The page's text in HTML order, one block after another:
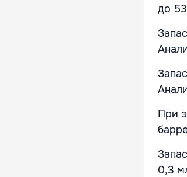
до
При
0,3